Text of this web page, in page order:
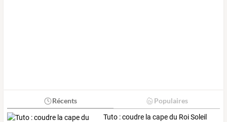
Récents Populaires
Tuto : coudre la cape du Roi Soleil